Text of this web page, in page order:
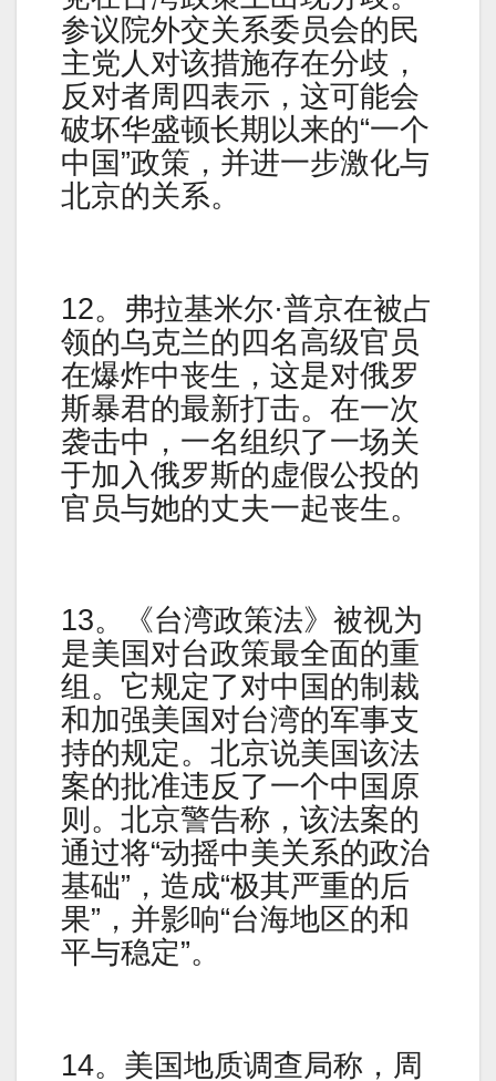
参议院外交关系委员会的民
主党人对该措施存在分歧，
反对者周四表示，这可能会
破坏华盛顿长期以来的“一个
中国”政策，并进一步激化与
北京的关系。
12。弗拉基米尔·普京在被占
领的乌克兰的四名高级官员
在爆炸中丧生，这是对俄罗
斯暴君的最新打击。在一次
袭击中，一名组织了一场关
于加入俄罗斯的虚假公投的
官员与她的丈夫一起丧生。
13。《台湾政策法》被视为
是美国对台政策最全面的重
组。它规定了对中国的制裁
和加强美国对台湾的军事支
持的规定。北京说美国该法
案的批准违反了一个中国原
则。北京警告称，该法案的
通过将“动摇中美关系的政治
基础”，造成“极其严重的后
果”，并影响“台海地区的和
平与稳定”。
14。美国地质调查局称，周